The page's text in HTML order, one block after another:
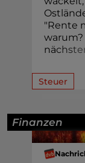
"Rente
nächste
Steuer
Finanzen